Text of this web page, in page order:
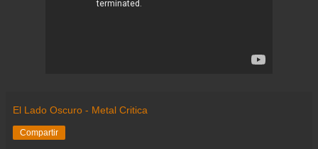
El Lado Oscuro - Metal Critica
Compartir